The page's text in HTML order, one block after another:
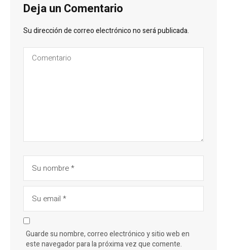
Deja un Comentario
Su dirección de correo electrónico no será publicada.
Guarde su nombre, correo electrónico y sitio web en
este navegador para la próxima vez que comente.